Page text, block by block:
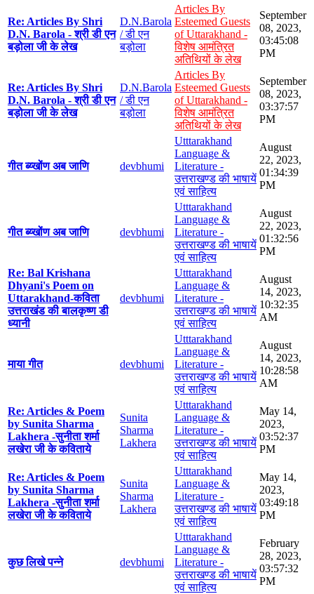
Re: Articles By Shri
D.N. Barola - श्री डी एन
बड़ोला जी के लेख
D.N.Barola
/ डी एन
बड़ोला
Articles By
Esteemed Guests
of Uttarakhand -
विशेष आमंत्रित
अतिथियों के लेख
September
08, 2023,
03:45:08
PM
Re: Articles By Shri
D.N. Barola - श्री डी एन
बड़ोला जी के लेख
D.N.Barola
/ डी एन
बड़ोला
Articles By
Esteemed Guests
of Uttarakhand -
विशेष आमंत्रित
अतिथियों के लेख
September
08, 2023,
03:37:57
PM
गीत ब्य्खोंण अब जाणि devbhumi
Utttarakhand
Language &
Literature -
उत्तराखण्ड की भाषायें
एवं साहित्य
August
22, 2023,
01:34:39
PM
गीत ब्य्खोंण अब जाणि devbhumi
Utttarakhand
Language &
Literature -
उत्तराखण्ड की भाषायें
एवं साहित्य
August
22, 2023,
01:32:56
PM
Re: Bal Krishana
Dhyani's Poem on
Uttarakhand-कविता
उत्तराखंड की बालकृष्ण डी
ध्यानी
devbhumi
Utttarakhand
Language &
Literature -
उत्तराखण्ड की भाषायें
एवं साहित्य
August
14, 2023,
10:32:35
AM
माया गीत devbhumi
Utttarakhand
Language &
Literature -
उत्तराखण्ड की भाषायें
एवं साहित्य
August
14, 2023,
10:28:58
AM
Re: Articles & Poem
by Sunita Sharma
Lakhera -सुनीता शर्मा
लखेरा जी के कविताये
Sunita
Sharma
Lakhera
Utttarakhand
Language &
Literature -
उत्तराखण्ड की भाषायें
एवं साहित्य
May 14,
2023,
03:52:37
PM
Re: Articles & Poem
by Sunita Sharma
Lakhera -सुनीता शर्मा
लखेरा जी के कविताये
Sunita
Sharma
Lakhera
Utttarakhand
Language &
Literature -
उत्तराखण्ड की भाषायें
एवं साहित्य
May 14,
2023,
03:49:18
PM
कुछ लिखे पन्ने devbhumi
Utttarakhand
Language &
Literature -
उत्तराखण्ड की भाषायें
एवं साहित्य
February
28, 2023,
03:57:32
PM